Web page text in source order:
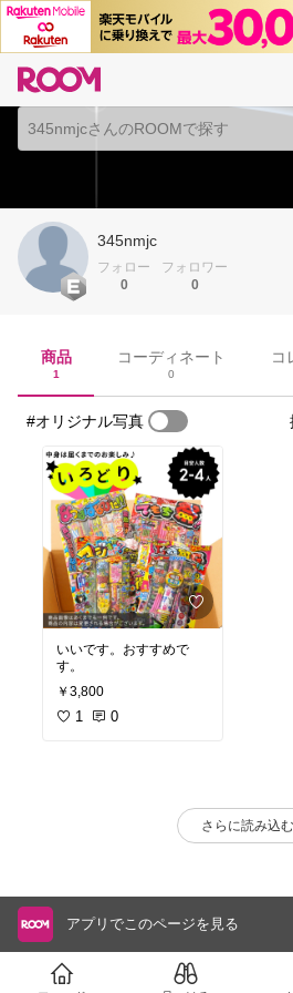
345nmjc
フォロー
0
フォロワー
0
商品
1
コーディネート
0
コ
#オリジナル写真
いいです。おすすめで
す。
￥3,800
1 0
さらに読み込む
アプリでこのページを見る